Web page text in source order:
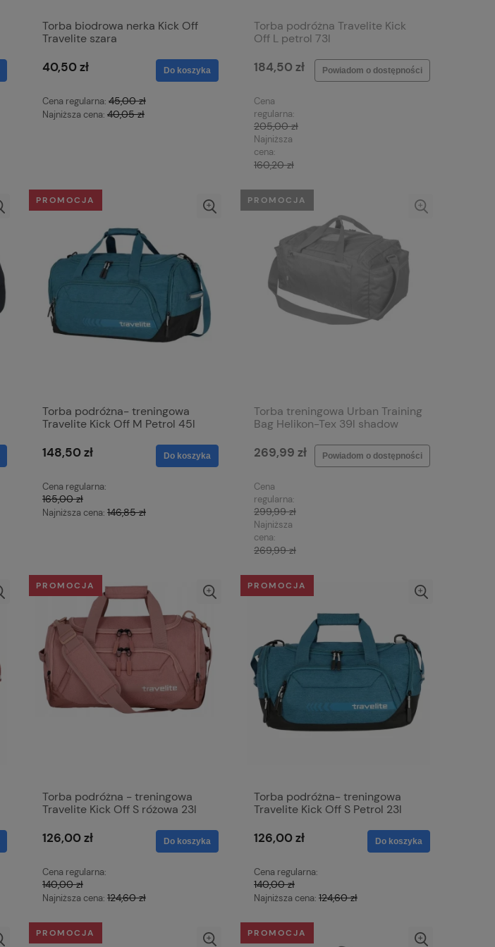
Torba biodrowa nerka Kick Off
Travelite szara
40,50 zł
Cena regularna: 45,00 zł
Najniższa cena: 40,05 zł
Do koszyka
Torba podróżna Travelite Kick
Off L petrol 73l
184,50 zł
Cena
regularna:
205,00 zł
Najniższa
cena:
160,20 zł
Powiadom o dostępności
Torba podróżna- treningowa
Travelite Kick Off M Petrol 45l
148,50 zł
Cena regularna:
165,00 zł
Najniższa cena: 146,85 zł
Do koszyka
PROMOCJA
Torba treningowa Urban Training
Bag Helikon-Tex 39l shadow
269,99 zł
Cena
regularna:
299,99 zł
Najniższa
cena:
269,99 zł
Powiadom o dostępności
PROMOCJA
Torba podróżna - treningowa
Travelite Kick Off S różowa 23l
126,00 zł
Cena regularna:
140,00 zł
Najniższa cena: 124,60 zł
Do koszyka
PROMOCJA
Torba podróżna- treningowa
Travelite Kick Off S Petrol 23l
126,00 zł
Cena regularna:
140,00 zł
Najniższa cena: 124,60 zł
Do koszyka
PROMOCJA
PROMOCJA PROMOCJA